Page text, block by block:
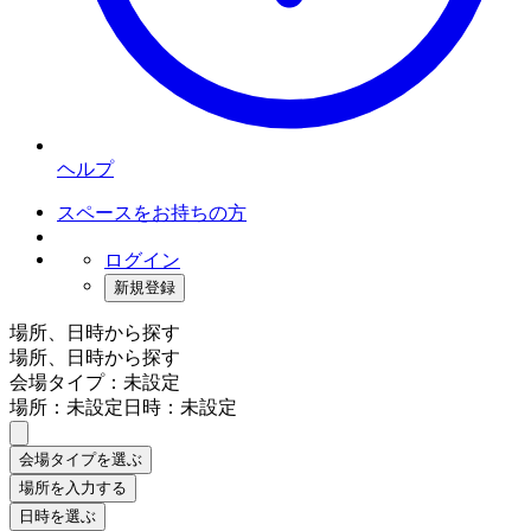
ヘルプ
スペースをお持ちの方
ログイン
新規登録
場所、日時から探す
場所、日時から探す
会場タイプ：未設定
場所：未設定日時：未設定
会場タイプを選ぶ
場所を入力する
日時を選ぶ